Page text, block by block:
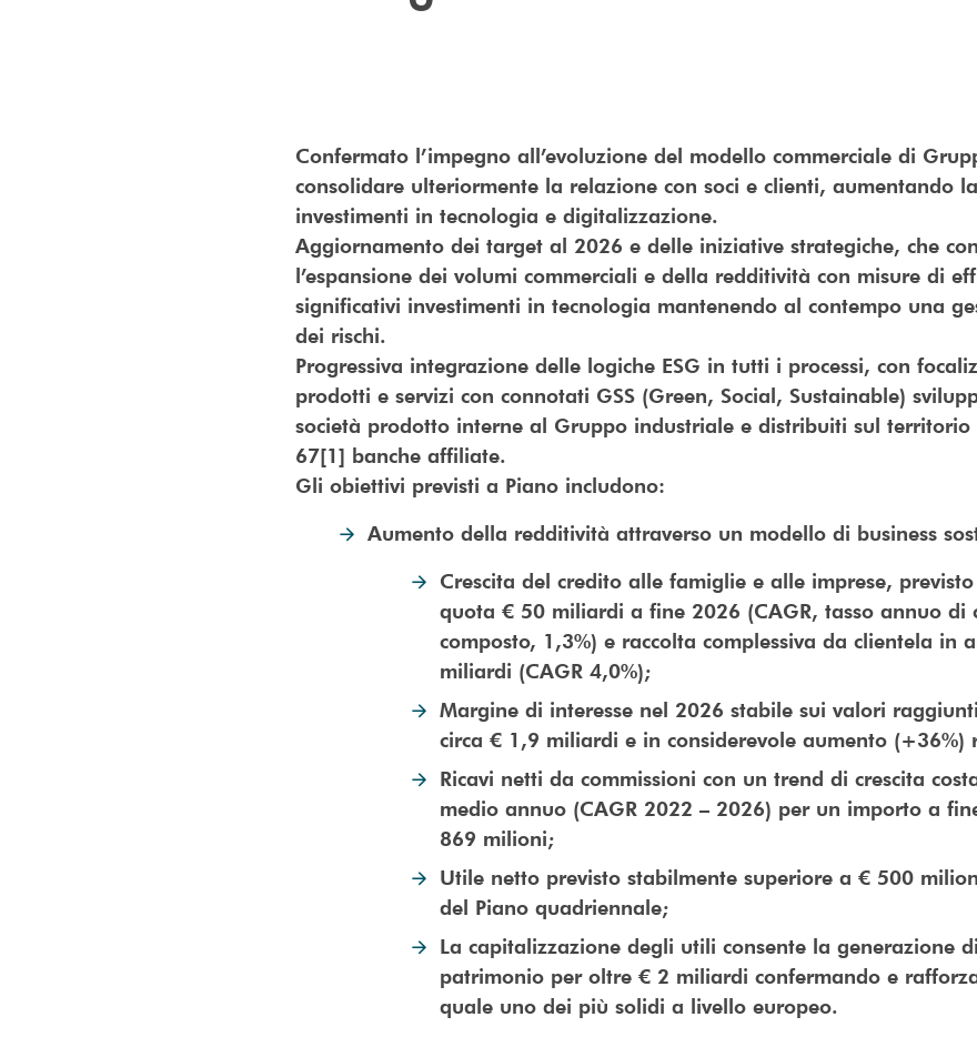
Confermato l’impegno all’evoluzione del modello commerciale di
consolidare ulteriormente la relazione con soci e clienti, aumentando
investimenti in tecnologia e digitalizzazione.
Aggiornamento dei target al 2026 e delle iniziative strategiche, che
l’espansione dei volumi commerciali e della redditività con misure di
significativi investimenti in tecnologia mantenendo al contempo una
dei rischi.
Progressiva integrazione delle logiche ESG in tutti i processi, con
prodotti e servizi con connotati GSS (Green, Social, Sustainable)
società prodotto interne al Gruppo industriale e distribuiti sul
67[1] banche affiliate.
Gli obiettivi previsti a Piano includono:
Aumento della redditività attraverso un modello di business
Crescita del credito alle famiglie e alle imprese,
quota € 50 miliardi a fine 2026 (CAGR, tasso annuo di
composto, 1,3%) e raccolta complessiva da clientela in
miliardi (CAGR 4,0%);
Margine di interesse nel 2026 stabile sui valori
circa € 1,9 miliardi e in considerevole aumento (+36%)
Ricavi netti da commissioni con un trend di crescita
medio annuo (CAGR 2022 – 2026) per un importo a
869 milioni;
Utile netto previsto stabilmente superiore a € 500
del Piano quadriennale;
La capitalizzazione degli utili consente la generazione
patrimonio per oltre € 2 miliardi confermando e
quale uno dei più solidi a livello europeo.